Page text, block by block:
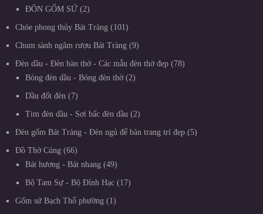
ĐÔN GỐM SỨ 2
Chóe phong thủy Bát Tràng 101
Chum sành ngâm rượu Bát Tràng 9
Đèn dầu - Đèn bàn thờ - Các mẫu đèn thờ đẹp
78
Bóng đèn dầu - Bóng đèn thờ
2
Dầu đốt đèn 7
Tim đèn dầu - Sợi bấc đèn dầu 2
Đèn gốm Bát Tràng - Đèn ngủ để bàn trang trí đẹp 5
Đồ Thờ Cúng
66
Bát hương - Bát nhang
49
Bộ Tam Sự - Bộ Đỉnh Hạc 17
Gốm sứ Bạch Thổ phường 1